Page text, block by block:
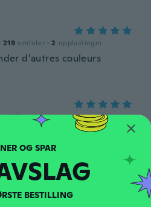
· 219 omtaler · 2 opplastinger
d’autres couleurs
5 omtaler
BESTILLING